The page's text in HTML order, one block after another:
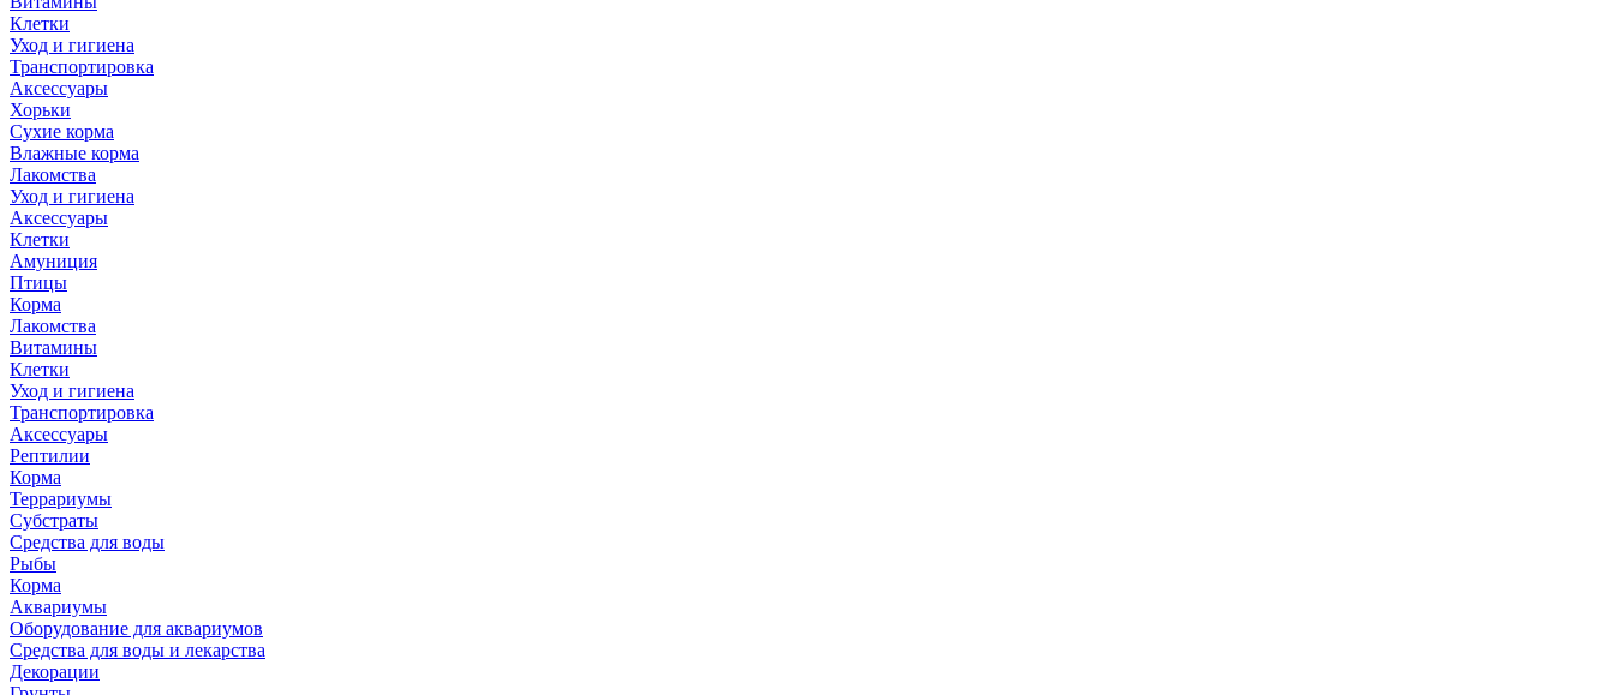
Клетки
Уход и гигиена
Транспортировка
Аксессуары
Хорьки
Сухие корма
Влажные корма
Лакомства
Уход и гигиена
Аксессуары
Клетки
Амуниция
Птицы
Корма
Лакомства
Витамины
Клетки
Уход и гигиена
Транспортировка
Аксессуары
Рептилии
Корма
Террариумы
Субстраты
Средства для воды
Рыбы
Корма
Аквариумы
Оборудование для аквариумов
Средства для воды и лекарства
Декорации